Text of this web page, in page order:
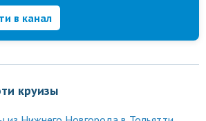
в канал
круизы